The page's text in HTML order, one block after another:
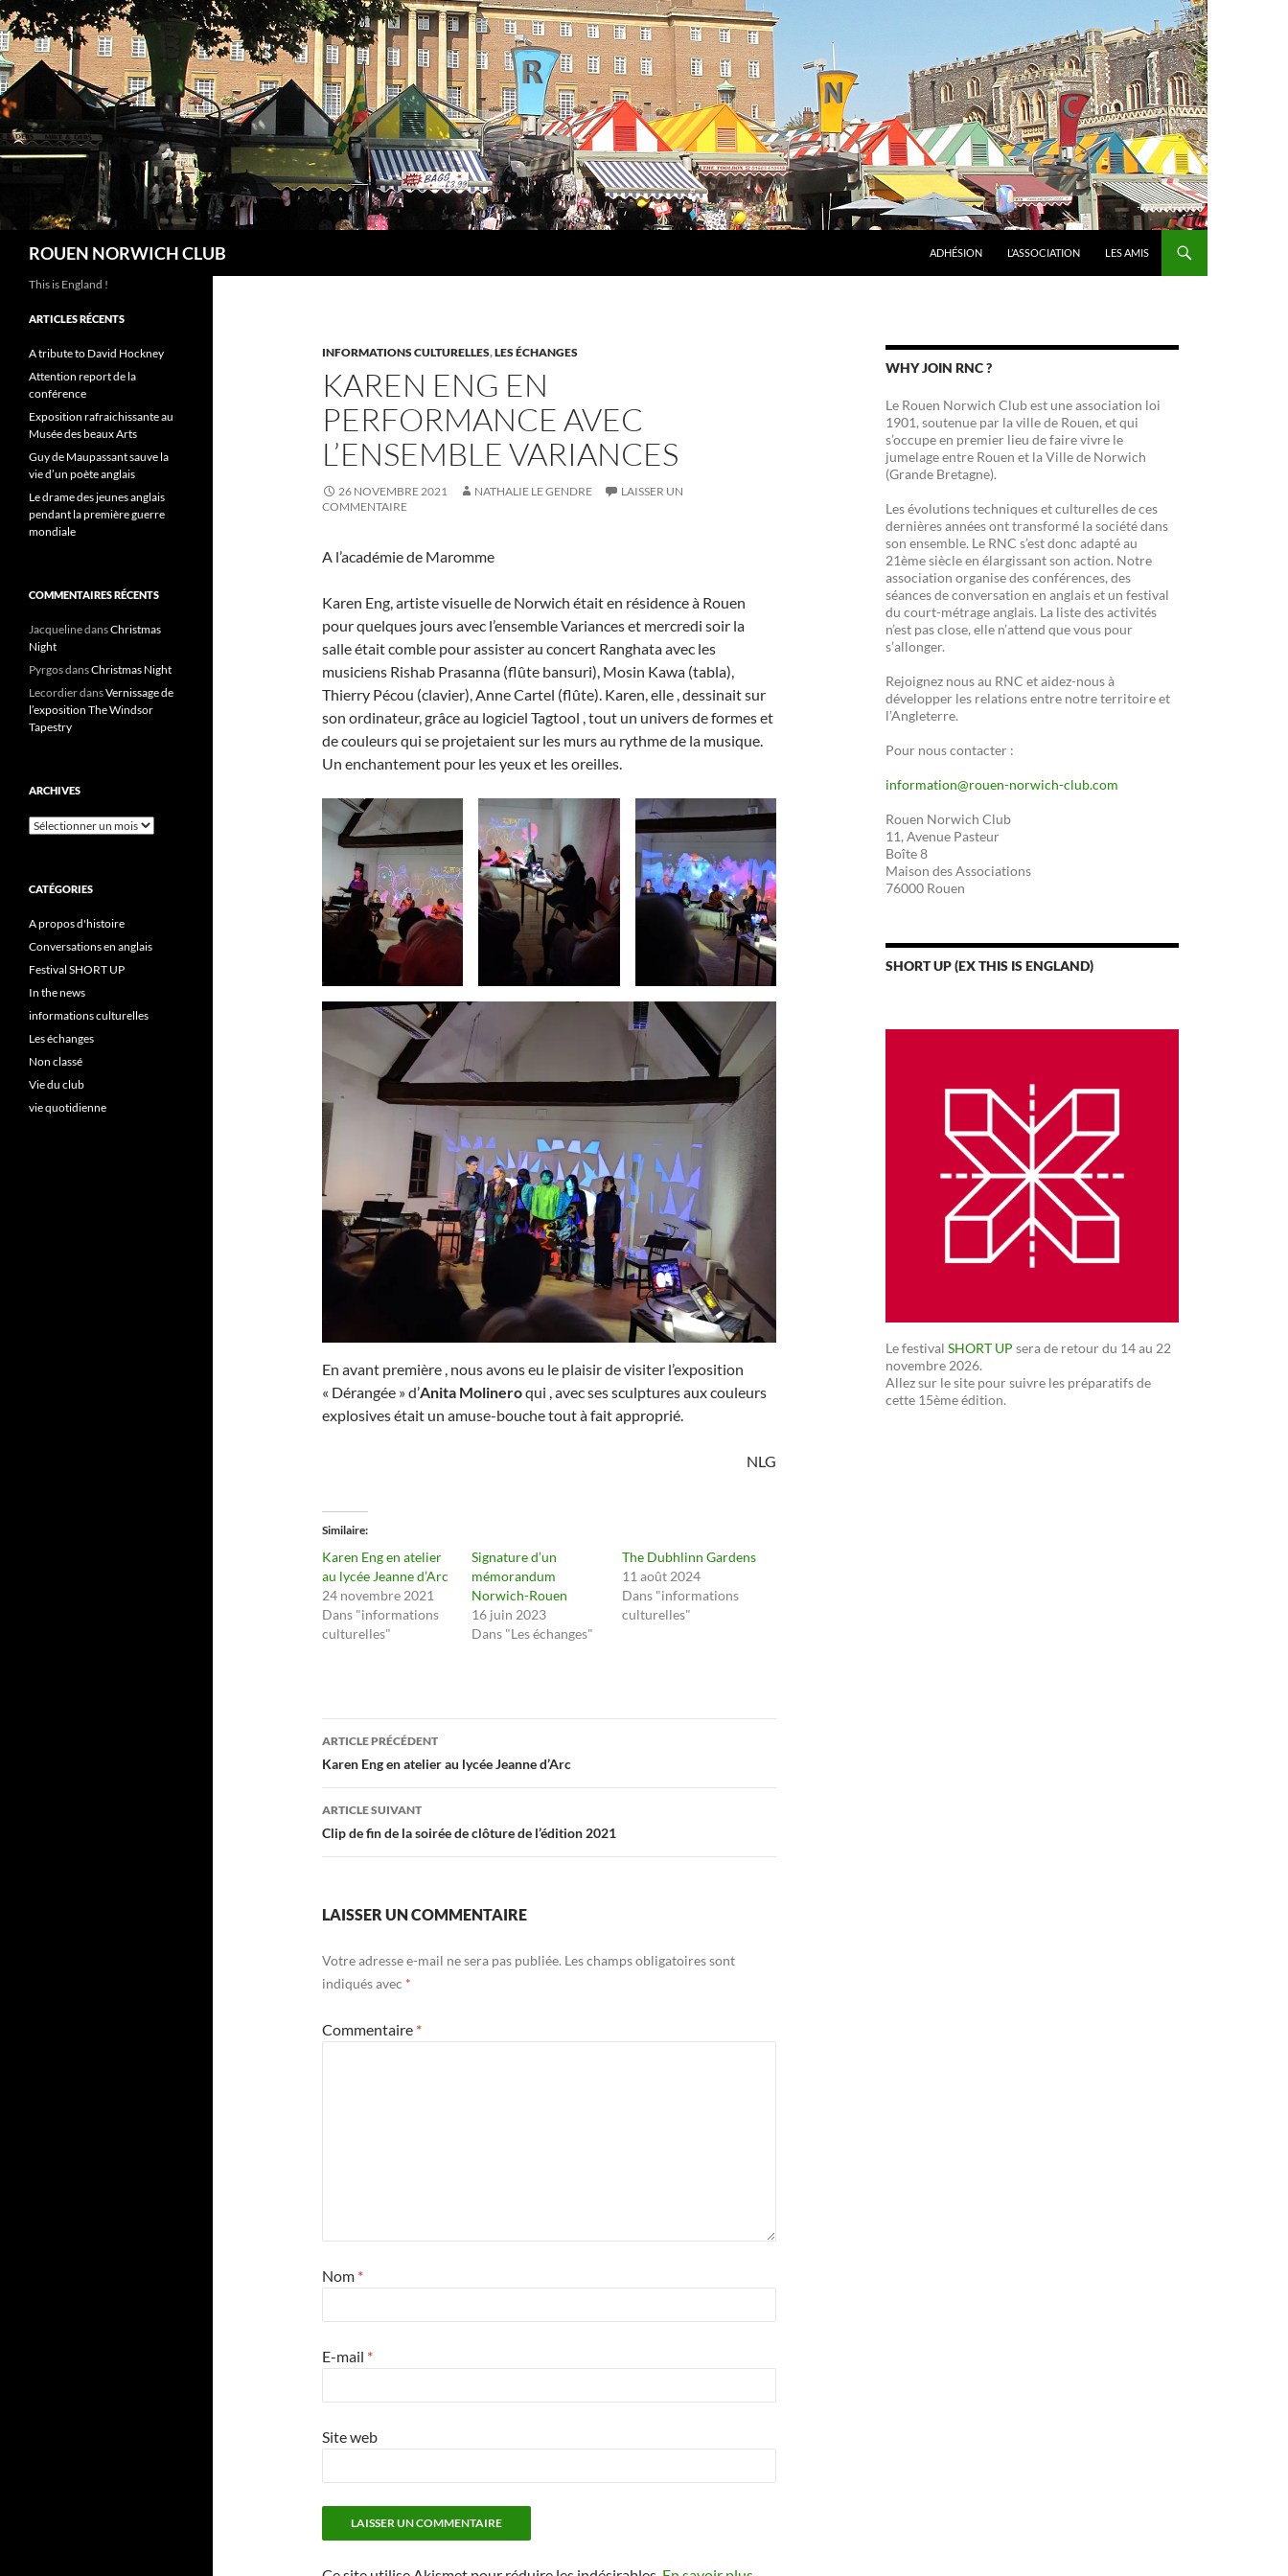
Aller
au
contenu
ROUEN NORWICH CLUB ADHÉSION L’ASSOCIATION LES AMIS
INFORMATIONS CULTURELLES,LES ÉCHANGES
KAREN ENG EN
PERFORMANCE AVEC
L’ENSEMBLE VARIANCES
26 NOVEMBRE 2021 NATHALIE LE GENDRE
LAISSER UN
COMMENTAIRE
A l’académie de Maromme
Karen Eng, artiste visuelle de Norwich était en résidence à Rouen
pour quelques jours avec l’ensemble Variances et mercredi soir la
salle était comble pour assister au concert Ranghata avec les
musiciens Rishab Prasanna (flûte bansuri), Mosin Kawa (tabla),
Thierry Pécou (clavier), Anne Cartel (flûte). Karen, elle , dessinait sur
son ordinateur, grâce au logiciel Tagtool , tout un univers de formes et
de couleurs qui se projetaient sur les murs au rythme de la musique.
Un enchantement pour les yeux et les oreilles.
En avant première , nous avons eu le plaisir de visiter l’exposition
« Dérangée » d’Anita Molineroqui , avec ses sculptures aux couleurs
explosives était un amuse-bouche tout à fait approprié.
NLG
Similaire
Karen Eng en atelier
au lycée Jeanne d’Arc
24 novembre 2021
Dans "informations
culturelles"
Signature d’un
mémorandum
Norwich-Rouen
16 juin 2023
Dans "Les échanges"
The Dubhlinn Gardens
11 août 2024
Dans "informations
culturelles"
Navigation
des
articles
ARTICLE PRÉCÉDENT
Karen Eng en atelier au lycée Jeanne d’Arc
ARTICLE SUIVANT
Clip de fin de la soirée de clôture de l’édition 2021
LAISSER UN COMMENTAIRE
Votre adresse e-mail ne sera pas publiée. Les champs obligatoires sont
indiqués avec *
Commentaire *
Nom *
E-mail *
Site web
WHY JOIN RNC ?
Le Rouen Norwich Club est une association loi
1901, soutenue par la ville de Rouen, et qui
s’occupe en premier lieu de faire vivre le
jumelage entre Rouen et la Ville de Norwich
(Grande Bretagne).
Les évolutions techniques et culturelles de ces
dernières années ont transformé la société dans
son ensemble. Le RNC s’est donc adapté au
21ème siècle en élargissant son action. Notre
association organise des conférences, des
séances de conversation en anglais et un festival
du court-métrage anglais. La liste des activités
n’est pas close, elle n’attend que vous pour
s’allonger.
Rejoignez nous au RNC et aidez-nous à
développer les relations entre notre territoire et
l’Angleterre.
Pour nous contacter :
information@rouen-norwich-club.com
Rouen Norwich Club
11, Avenue Pasteur
Boîte 8
Maison des Associations
76000 Rouen
SHORT UP (EX THIS IS ENGLAND)
Le festival SHORT UP sera de retour du 14 au 22
novembre 2026.
Allez sur le site pour suivre les préparatifs de
cette 15ème édition.
This is England !
ARTICLES RÉCENTS
A tribute to David Hockney
Attention report de la
conférence
Exposition rafraichissante au
Musée des beaux Arts
Guy de Maupassant sauve la
vie d’un poète anglais
Le drame des jeunes anglais
pendant la première guerre
mondiale
COMMENTAIRES RÉCENTS
JacquelinedansChristmas
Night
PyrgosdansChristmas Night
LecordierdansVernissage de
l’exposition The Windsor
Tapestry
ARCHIVES
Archives
CATÉGORIES
A propos d'histoire
Conversations en anglais
Festival SHORT UP
In the news
informations culturelles
Les échanges
Non classé
Vie du club
vie quotidienne